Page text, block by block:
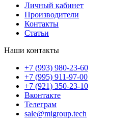
Личный кабинет
Производители
Контакты
Статьи
Наши контакты
+7 (993) 980-23-60
+7 (995) 911-97-00
+7 (921) 350-23-10
Вконтакте
Телеграм
sale@migroup.tech